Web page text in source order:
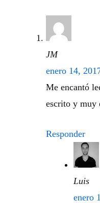
JM
enero 14,
Me encantó
escrito y muy
Responder
Luis
enero